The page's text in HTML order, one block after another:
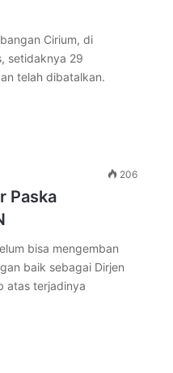
Cirium, di
setidaknya 29
telah dibatalkan.
206
Paska
bisa mengemban
baik sebagai Dirjen
atas terjadinya